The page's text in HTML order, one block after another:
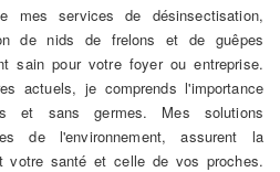
mes services de désinsectisation,
de nids de frelons et de guêpes
sain pour votre foyer ou entreprise.
actuels, je comprends l'importance
et sans germes. Mes solutions
de l'environnement, assurent la
votre santé et celle de vos proches.